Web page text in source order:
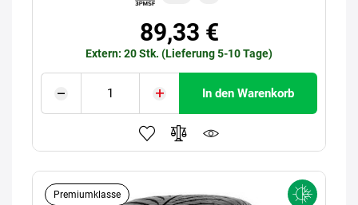
89,33 €
Extern: 20 Stk. (Lieferung 5-10 Tage)
In den Warenkorb
Premiumklasse